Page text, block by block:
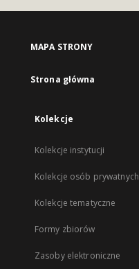
MAPA STRONY
Strona główna
Kolekcje
Kolekcje instytucji
Kolekcje osób prywatnych
Kolekcje tematyczne
Formy zbiorów
Zasoby elektroniczne